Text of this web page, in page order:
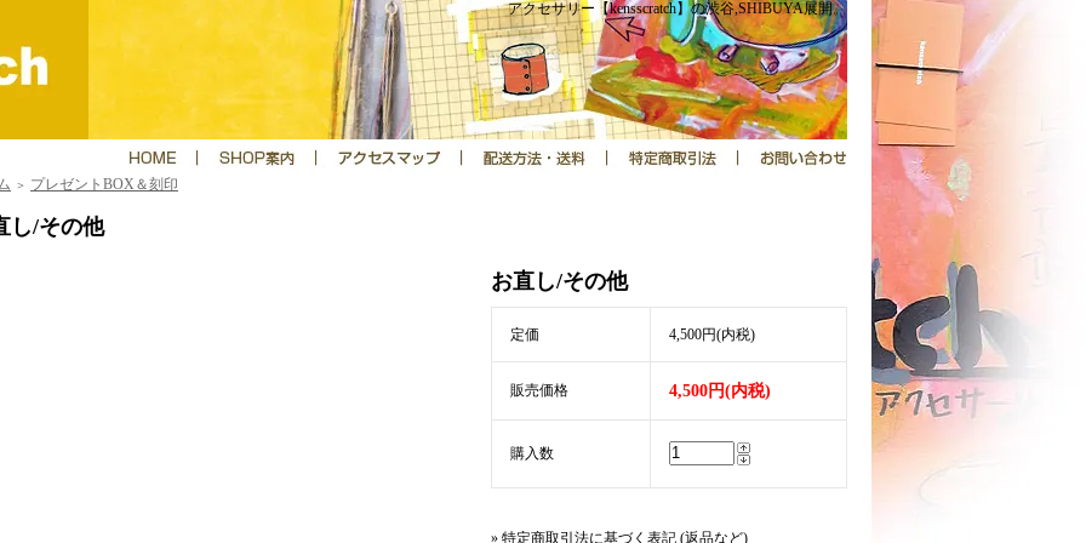
アクセサリー【kensscratch】の渋谷,SHIBUYA展開。
＞ プレゼントBOX＆刻印
し/その他
お直し/その他
定価 4,500円(内税)
販売価格 4,500円(内税)
購入数
» 特定商取引法に基づく表記 (返品など)